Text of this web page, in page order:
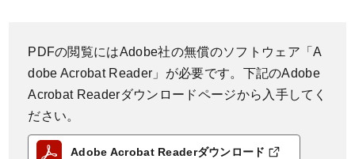
PDFの閲覧にはAdobe社の無償のソフトウェア「A
dobe Acrobat Reader」が必要です。下記のAdobe
Acrobat Readerダウンロードページから入手してく
ださい。
Adobe Acrobat Readerダウンロード